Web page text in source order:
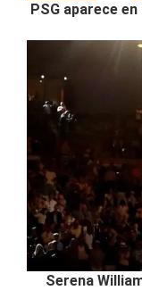
PSG aparece
Serena